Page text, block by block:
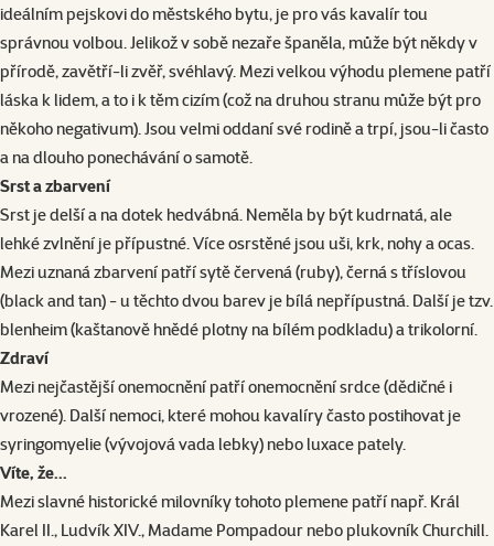
ideálním pejskovi do městského bytu, je pro vás kavalír tou
správnou volbou. Jelikož v sobě nezaře španěla, může být někdy v
přírodě, zavětří-li zvěř, svéhlavý. Mezi velkou výhodu plemene patří
láska k lidem, a to i k těm cizím (což na druhou stranu může být pro
někoho negativum). Jsou velmi oddaní své rodině a trpí, jsou-li často
a na dlouho ponechávání o samotě.
Srst a zbarvení
Srst je delší a na dotek hedvábná. Neměla by být kudrnatá, ale
lehké zvlnění je přípustné. Více osrstěné jsou uši, krk, nohy a ocas.
Mezi uznaná zbarvení patří sytě červená (ruby), černá s tříslovou
(black and tan) - u těchto dvou barev je bílá nepřípustná. Další je tzv.
blenheim (kaštanově hnědé plotny na bílém podkladu) a trikolorní.
Zdraví
Mezi nejčastější onemocnění patří onemocnění srdce (dědičné i
vrozené). Další nemoci, které mohou kavalíry často postihovat je
syringomyelie (vývojová vada lebky) nebo luxace pately.
Víte, že...
Mezi slavné historické milovníky tohoto plemene patří např. Král
Karel II., Ludvík XIV., Madame Pompadour nebo plukovník Churchill.